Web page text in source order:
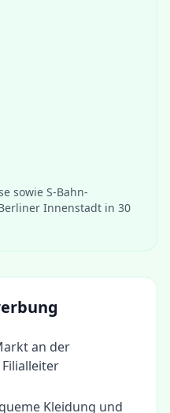
sowie S-Bahn-
Innenstadt in 30
an der
Kleidung und